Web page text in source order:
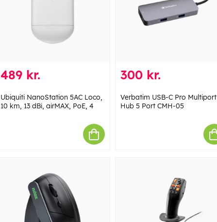
489 kr.
Ubiquiti NanoStation 5AC Loco,
10 km, 13 dBi, airMAX, PoE, 4
300 kr.
Verbatim USB-C Pro Multiport
Hub 5 Port CMH-05